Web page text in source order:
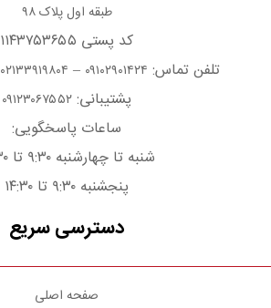
طبقه اول پلاک ۹۸
کد پستی ۱۱۴۳۷۵۳۶۵۵
تلفن تماس: ۰۹۱۰۲۹۰۱۴۲۴ – ۰۲۱۳۳۹۱۹۸۰۴
پشتیبانی: ۰۹۱۲۳۰۶۷۵۵۲
ساعات پاسخگویی:
شنبه تا چهارشنبه ۹:۳۰ تا ۱۸:۳۰
پنجشنبه ۹:۳۰ تا ۱۴:۳۰
دسترسی سریع
صفحه اصلی